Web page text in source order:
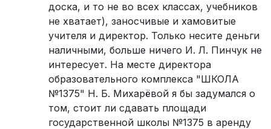
доска, и то не во всех классах, учебников
не хватает), заносчивые и хамовитые
учителя и директор. Только несите деньги
наличными, больше ничего И. Л. Пинчук не
интересует. На месте директора
образовательного комплекса "ШКОЛА
№1375" Н. Б. Михарёвой я бы задумался о
том, стоит ли сдавать площади
государственной школы №1375 в аренду